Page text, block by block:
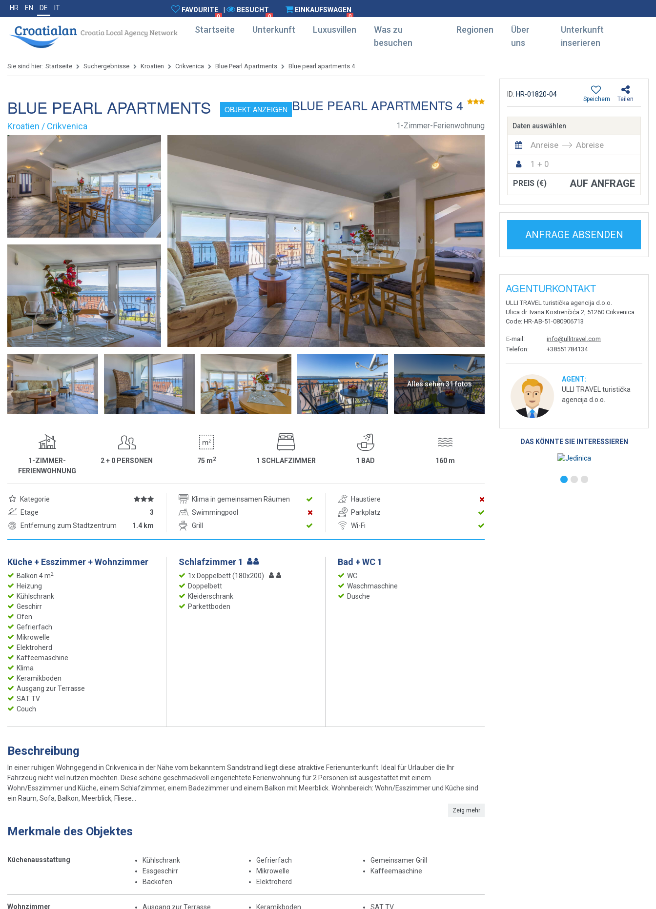
HR EN DE IT FAVOURITE
0
BESUCHT
0
EINKAUFSWAGEN
0
Startseite Unterkunft Luxusvillen
Was zu
besuchen
Regionen
Über
uns
Unterkunft
inserieren
Sie sind hier: Startseite Suchergebnisse Kroatien Crikvenica Blue Pearl Apartments Blue pearl apartments 4
BLUE PEARL APARTMENTS OBJEKT ANZEIGEN BLUE PEARL APARTMENTS 4
Kroatien / Crikvenica 1-Zimmer-Ferienwohnung
Alles sehen 31 fotos
1-ZIMMER-
FERIENWOHNUNG
2 + 0 PERSONEN 75 m2 1 SCHLAFZIMMER 1 BAD 160 m
Kategorie Klima in gemeinsamen Räumen
Haustiere
Etage
3 Swimmingpool
Parkplatz
Entfernung zum Stadtzentrum
1.4 km Grill Wi-Fi
Küche + Esszimmer + Wohnzimmer
Balkon 4 m2
Heizung
Kühlschrank
Geschirr
Ofen
Gefrierfach
Mikrowelle
Elektroherd
Kaffeemaschine
Klima
Keramikboden
Ausgang zur Terrasse
SAT TV
Couch
Schlafzimmer 1
1x Doppelbett (180x200)
Doppelbett
Kleiderschrank
Parkettboden
Bad + WC 1
WC
Waschmaschine
Dusche
Beschreibung
In einer ruhigen Wohngegend in Crikvenica in der Nähe vom bekanntem Sandstrand liegt diese atraktive Ferienunterkunft. Ideal für Urlauber die Ihr
Fahrzeug nicht viel nutzen möchten. Diese schöne geschmackvoll eingerichtete Ferienwohnung für 2 Personen ist ausgestattet mit einem
Wohn/Esszimmer und Küche, einem Schlafzimmer, einem Badezimmer und einem Balkon mit Meerblick. Wohnbereich: Wohn/Esszimmer und Küche sind
ein Raum, Sofa, Balkon, Meerblick, Fliese...
Zeig mehr
Merkmale des Objektes
Küchenausstattung
Kühlschrank
Essgeschirr
Backofen
Gefrierfach
Mikrowelle
Elektroherd
Gemeinsamer Grill
Kaffeemaschine
Wohnzimmer
Ausgang zur Terrasse
Keramikboden
SAT TV
ID: HR-01820-04
Teilen
Speichern
Daten auswählen
Anreise
Abreise
1 + 0
PREIS (€) AUF ANFRAGE
ANFRAGE ABSENDEN
AGENTURKONTAKT
ULLI TRAVEL turistička agencija d.o.o.
Ulica dr. Ivana Kostrenčića 2, 51260 Crikvenica
Code: HR-AB-51-080906713
E-mail :
info@ullitravel.com
Telefon: +38551784134
AGENT:
ULLI TRAVEL turistička
agencija d.o.o.
DAS KÖNNTE SIE INTERESSIEREN